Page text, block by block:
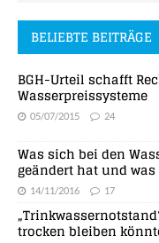
BELIEBTE BEITRÄGE
BGH-Urteil schafft
Wasserpreissysteme
05/07/2015 24
Was sich bei den
geändert hat und
14/11/2016 17
trocken bleiben